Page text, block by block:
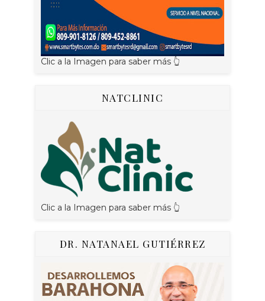
Clic a la Imagen para saber más 👆
NATCLINIC
Clic a la Imagen para saber más 👆
DR. NATANAEL GUTIÉRREZ